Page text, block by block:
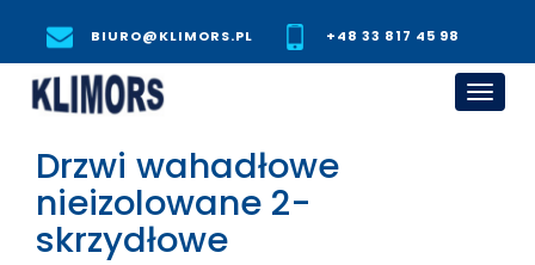
BIURO@KLIMORS.PL +48 33 817 45 98
Drzwi wahadłowe
nieizolowane 2-
skrzydłowe